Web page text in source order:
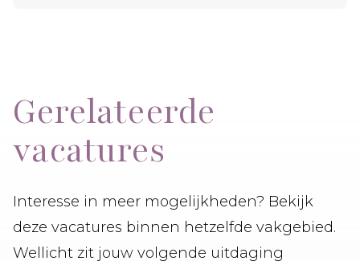
Gerelateerde
vacatures
Interesse in meer mogelijkheden? Bekijk
deze vacatures binnen hetzelfde vakgebied.
Wellicht zit jouw volgende uitdaging